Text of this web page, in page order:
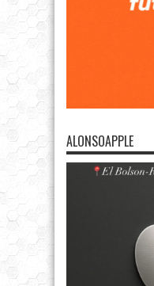
ALONSOAPPLE